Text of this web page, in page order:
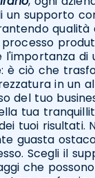
un supporto
qualità
di
è ciò che
in un
del tuo
tua
tuoi risultati.
guasta
Scegli il
che